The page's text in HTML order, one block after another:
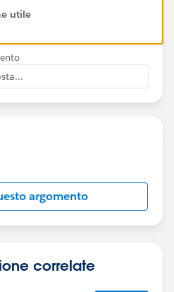
updateList =
results =
updateMap = new
!= null &&
utile
argomento
correlate